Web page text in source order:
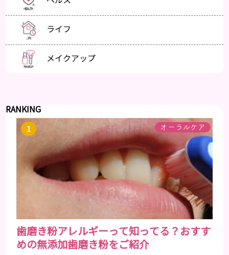
ライフ
メイクアップ
RANKING
オーラルケア
歯磨き粉アレルギーって知ってる？おすす
めの無添加歯磨き粉をご紹介